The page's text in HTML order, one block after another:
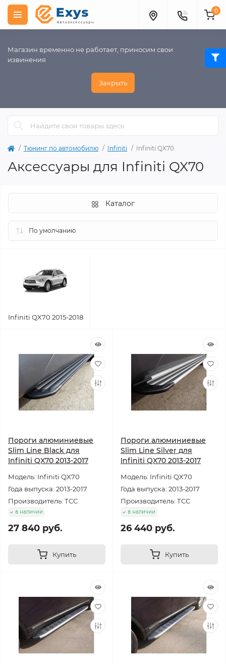
Магазин временно не работает, приносим свои
извинения
Закрыть
0
Тюнинг по автомобилю Infiniti Infiniti QX70
Аксессуары для Infiniti QX70
Каталог
Infiniti QX70 2015-2018
Пороги алюминиевые
Slim Line Black для
Infiniti QX70 2013-2017
Модель: Infiniti QX70
Года выпуска: 2013-2017
Производитель: ТСС
в наличии
27 840 руб.
Купить
Пороги алюминиевые
Slim Line Silver для
Infiniti QX70 2013-2017
Модель: Infiniti QX70
Года выпуска: 2013-2017
Производитель: ТСС
в наличии
26 440 руб.
Купить